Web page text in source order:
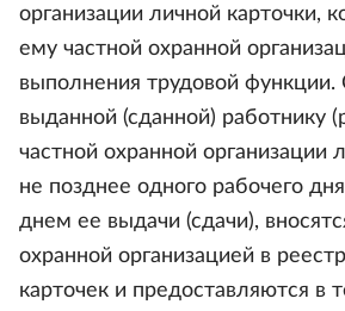
организации личной карточки,
ему частной охранной
выполнения трудовой функции.
выданной (сданной) работнику
частной охранной организации
не позднее одного рабочего
днем ее выдачи (сдачи),
охранной организацией в
карточек и предоставляются в